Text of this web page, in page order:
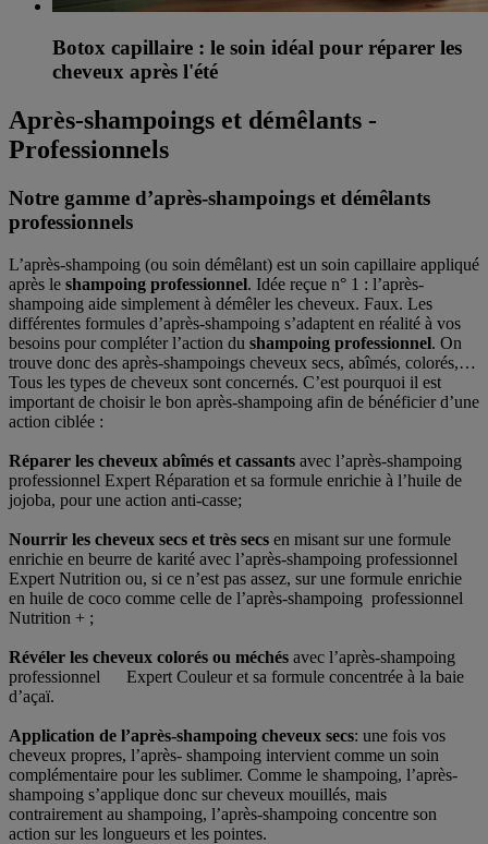
Botox capillaire : le soin idéal pour réparer les
cheveux après l'été
Après-shampoings et démêlants -
Professionnels
Notre gamme d’après-shampoings et démêlants
professionnels
L’après-shampoing (ou soin démêlant) est un soin capillaire appliqué
après le shampoing professionnel. Idée reçue n° 1 : l’après-
shampoing aide simplement à démêler les cheveux. Faux. Les
différentes formules d’après-shampoing s’adaptent en réalité à vos
besoins pour compléter l’action du shampoing professionnel. On
trouve donc des après-shampoings cheveux secs, abîmés, colorés,…
Tous les types de cheveux sont concernés. C’est pourquoi il est
important de choisir le bon après-shampoing afin de bénéficier d’une
action ciblée :
Réparer les cheveux abîmés et cassants avec l’après-shampoing
professionnel Expert Réparation et sa formule enrichie à l’huile de
jojoba, pour une action anti-casse;
Nourrir les cheveux secs et très secs en misant sur une formule
enrichie en beurre de karité avec l’après-shampoing professionnel
Expert Nutrition ou, si ce n’est pas assez, sur une formule enrichie
en huile de coco comme celle de l’après-shampoing professionnel
Nutrition + ;
Révéler les cheveux colorés ou méchés avec l’après-shampoing
professionnel Expert Couleur et sa formule concentrée à la baie
d’açaï.
Application de l’après-shampoing cheveux secs: une fois vos
cheveux propres, l’après- shampoing intervient comme un soin
complémentaire pour les sublimer. Comme le shampoing, l’après-
shampoing s’applique donc sur cheveux mouillés, mais
contrairement au shampoing, l’après-shampoing concentre son
action sur les longueurs et les pointes.